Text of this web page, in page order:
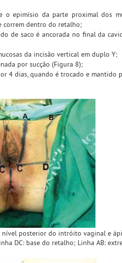
o epimísio da parte proximal dos
correm dentro do retalho;
de saco é ancorada no final da
da incisão vertical em duplo Y;
por sucção (Figura 8);
4 dias, quando é trocado e mantido
nível posterior do intróito vaginal e
DC: base do retalho; Linha AB: